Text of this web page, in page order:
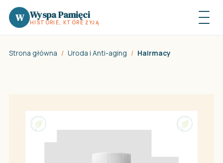
W Wyspa Pamięci
HISTORIE, KTÓRE ŻYJĄ
Strona główna / Uroda i Anti-aging / Hairmacy